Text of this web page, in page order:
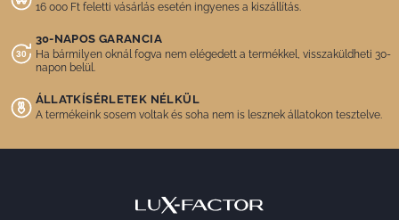
16 000 Ft feletti vásárlás esetén ingyenes a kiszállítás.
30-NAPOS GARANCIA
Ha bármilyen oknál fogva nem elégedett a termékkel, visszaküldheti 30-
napon belül.
ÁLLATKÍSÉRLETEK NÉLKÜL
A termékeink sosem voltak és soha nem is lesznek állatokon tesztelve.